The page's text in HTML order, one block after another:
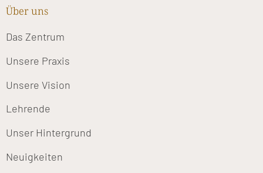
Über uns
Das Zentrum
Unsere Praxis
Unsere Vision
Lehrende
Unser Hintergrund
Neuigkeiten